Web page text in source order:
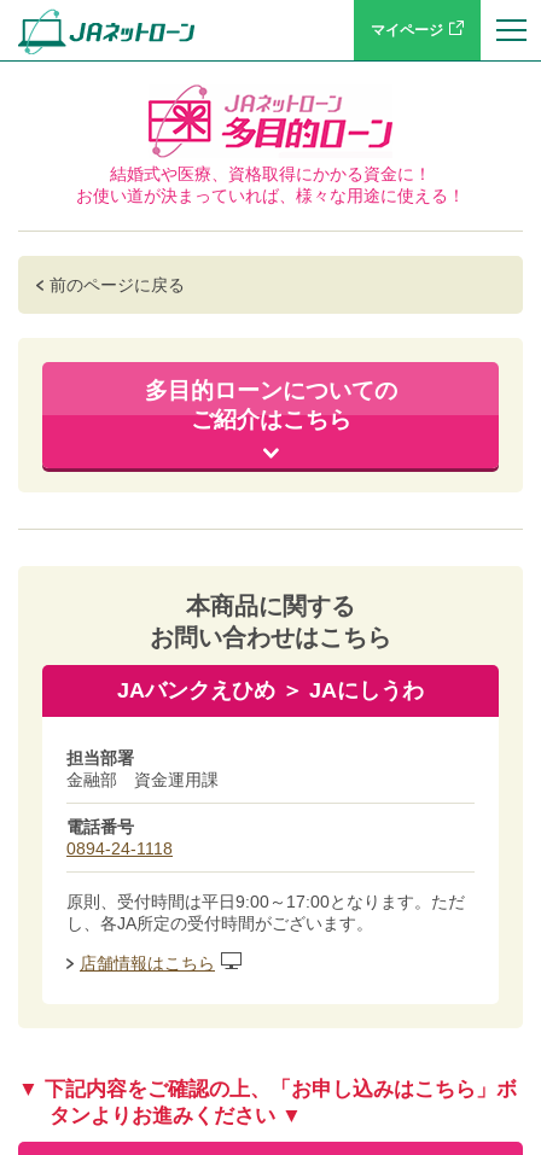
マイページ
結婚式や医療、資格取得にかかる資金に！
お使い道が決まっていれば、様々な用途に使える！
前のページに戻る
多目的ローンについての
ご紹介はこちら
本商品に関する
お問い合わせはこちら
JAバンクえひめ ＞ JAにしうわ
担当部署
金融部 資金運用課
電話番号
0894-24-1118
原則、受付時間は平日9:00～17:00となります。ただ
し、各JA所定の受付時間がございます。
店舗情報はこちら
▼ 下記内容をご確認の上、「お申し込みはこちら」ボ
タンよりお進みください ▼